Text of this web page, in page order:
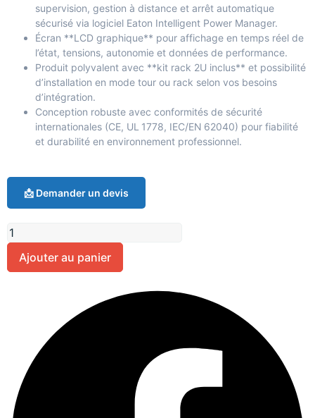
supervision, gestion à distance et arrêt automatique
sécurisé via logiciel Eaton Intelligent Power Manager.
Écran **LCD graphique** pour affichage en temps réel de
l’état, tensions, autonomie et données de performance.
Produit polyvalent avec **kit rack 2U inclus** et possibilité
d’installation en mode tour ou rack selon vos besoins
d’intégration.
Conception robuste avec conformités de sécurité
internationales (CE, UL 1778, IEC/EN 62040) pour fiabilité
et durabilité en environnement professionnel.
📩 Demander un devis
Ajouter au panier